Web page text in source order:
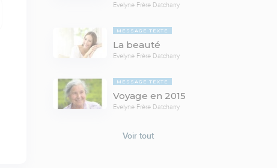
Evelyne Frère Datcharry
MESSAGE TEXTE
La beauté
Evelyne Frère Datcharry
MESSAGE TEXTE
Voyage en 2015
Evelyne Frère Datcharry
Voir tout